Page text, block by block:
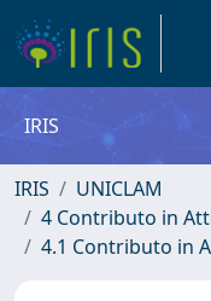
IRIS
IRIS
UNICLAM
4 Contributo in
4.1 Contributo in